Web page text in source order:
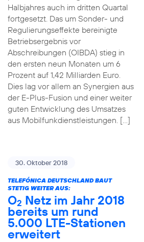
Halbjahres auch im dritten Quartal
fortgesetzt. Das um Sonder- und
Regulierungseffekte bereinigte
Betriebsergebnis vor
Abschreibungen (OIBDA) stieg in
den ersten neun Monaten um 6
Prozent auf 1,42 Milliarden Euro.
Dies lag vor allem an Synergien aus
der E-Plus-Fusion und einer weiter
guten Entwicklung des Umsatzes
aus Mobilfunkdienstleistungen. […]
30. Oktober 2018
TELEFÓNICA DEUTSCHLAND BAUT
STETIG WEITER AUS:
O2 Netz im Jahr 2018
bereits um rund
5.000 LTE-Stationen
erweitert